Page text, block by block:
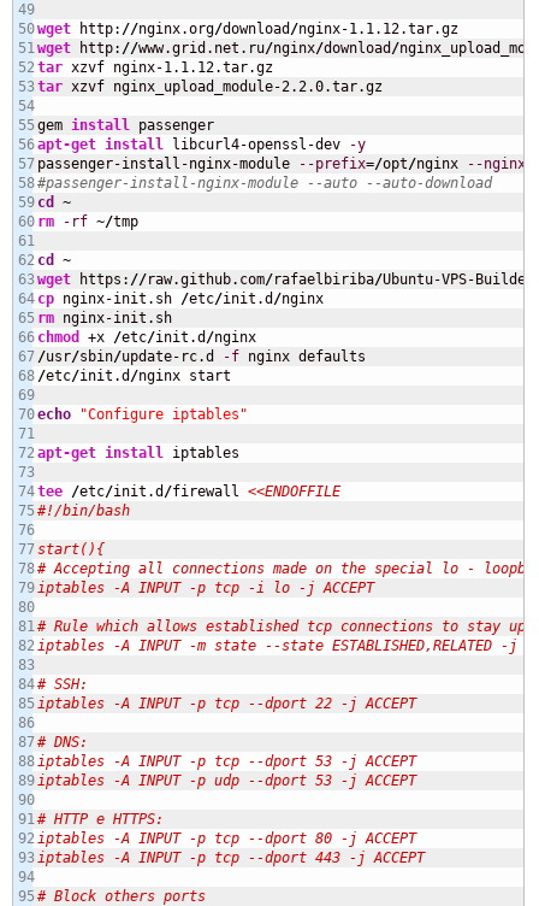
49
50
51
52
53
54
55
56
57
58
59
60
61
62
63
64
65
66
67
68
69
70
71
72
73
74
75
76
77
78
79
80
81
82
83
84
85
86
87
88
89
90
91
92
93
94
95
wget http: //nginx.org/download /
wget http: //www.grid.net.ru/nginx/download /
tar
tar xzvf nginx_upload_module-2.2.0.tar.gz
gem install
apt-get install libcurl4-openssl-dev
-y
passenger-install-nginx-module
--prefix=/opt/nginx
--nginx-
#passenger-install-nginx-module --auto --auto-download
cd
rm
-rf ~/tmp
cd
wget https: //raw.github.com/rafaelbiriba/Ubuntu-VPS-Builder
cp nginx-init.sh /etc/init.d /
rm
chmod
+x /etc/init.d /
/usr/sbin/update-rc.d -f
/etc/init.d /nginx start
echo "Configure iptables"
apt-get install iptables
tee /etc/init.d /firewall <<ENDOFFILE
#!/bin/bash
start(){
# Accepting all connections made on the special lo -
iptables -A INPUT -p tcp -i lo -j ACCEPT
# Rule which allows established tcp connections to stay up
iptables -A INPUT -m state --state ESTABLISHED,RELATED -j
# SSH:
iptables -A INPUT -p tcp --dport 22 -j ACCEPT
# DNS:
iptables -A INPUT -p tcp --dport 53 -j ACCEPT
iptables -A INPUT -p udp --dport 53 -j ACCEPT
# HTTP e HTTPS:
iptables -A INPUT -p tcp --dport 80 -j ACCEPT
iptables -A INPUT -p tcp --dport 443 -j ACCEPT
# Block others ports